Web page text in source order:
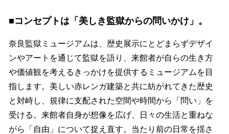
■コンセプトは「美しき監獄からの問いかけ」。
奈良監獄ミュージアムは、歴史展示にとどまらずデザイ
ンやアートを通じて監獄を語り、来館者が自らの生き方
や価値観を考えるきっかけを提供するミュージアムを目
指します。美しい赤レンガ建築と共に紡がれてきた歴史
と対峙し、規律に支配された空間や時間から「問い」を
受ける。来館者自身が想像を広げ、日々の生活と重ねな
がら「自由」について捉え直す。当たり前の日常を揺さ